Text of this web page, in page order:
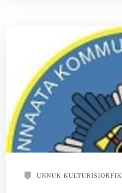
UNNUK KULTURISIORFIK